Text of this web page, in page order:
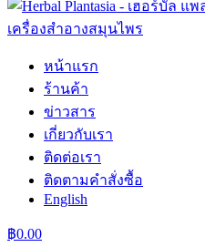
หน้าแรก
ร้านค้า
ข่าวสาร
เกี่ยวกับเรา
ติดต่อเรา
ติดตามคำสั่งซื้อ
English
฿0.00